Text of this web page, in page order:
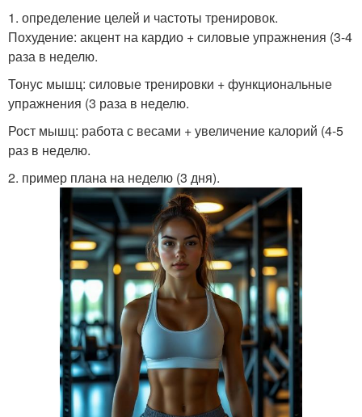
1. определение целей и частоты тренировок.
Похудение: акцент на кардио + силовые упражнения (3-4
раза в неделю.
Тонус мышц: силовые тренировки + функциональные
упражнения (3 раза в неделю.
Рост мышц: работа с весами + увеличение калорий (4-5
раз в неделю.
2. пример плана на неделю (3 дня).